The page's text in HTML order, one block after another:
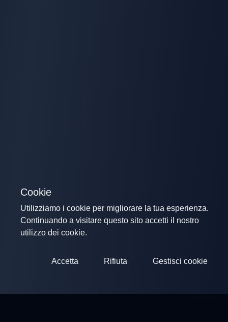
Cookie
Utilizziamo i cookie per migliorare la tua esperienza.
Continuando a visitare questo sito accetti il nostro
utilizzo dei cookie.
Accetta Rifiuta Gestisci cookie